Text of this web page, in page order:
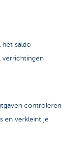
het saldo
verrichtingen
controleren
en verkleint je